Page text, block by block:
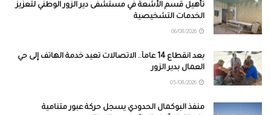
تأهيل قسم الأشعة في مستشفى دير الزور الوطني لتعزيز
الخدمات التشخيصية
بعد انقطاع 14 عاماً.. الاتصالات تعيد خدمة الهاتف إلى حي
العمال بدير الزور
منفذ البوكمال الحدودي يسجل حركة عبور متنامية